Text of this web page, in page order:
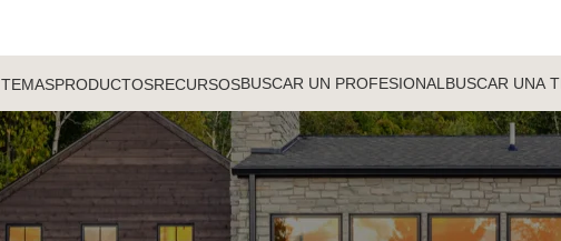
TEMASPRODUCTOSRECURSOSBUSCAR UN PROFESIONAL BUSCAR UNA